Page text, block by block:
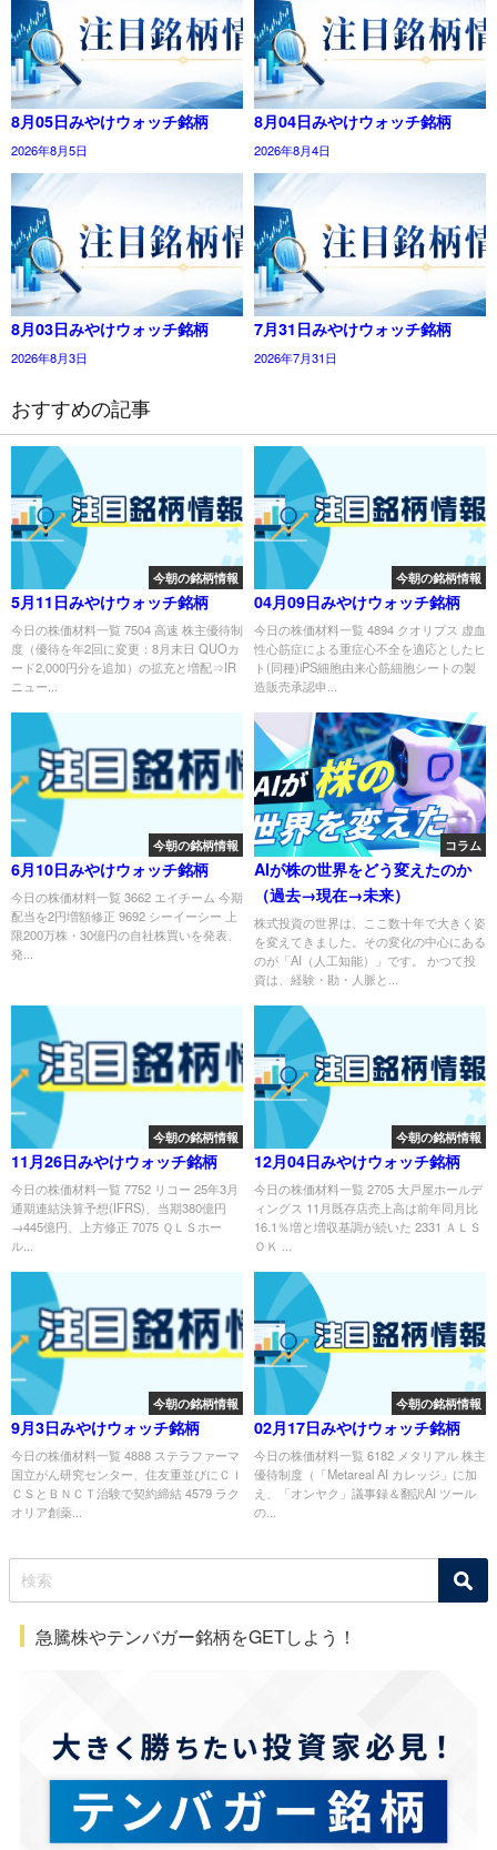
8月05日みやけウォッチ銘柄
2026年8月5日
8月04日みやけウォッチ銘柄
2026年8月4日
8月03日みやけウォッチ銘柄
2026年8月3日
7月31日みやけウォッチ銘柄
2026年7月31日
おすすめの記事
今朝の銘柄情報
5月11日みやけウォッチ銘柄
今日の株価材料一覧 7504 高速 株主優待制
度（優待を年2回に変更：8月末日 QUOカ
ード2,000円分を追加）の拡充と増配⇒IR
ニュー...
今朝の銘柄情報
04月09日みやけウォッチ銘柄
今日の株価材料一覧 4894 クオリプス 虚血
性心筋症による重症心不全を適応としたヒ
ト(同種)iPS細胞由来心筋細胞シートの製
造販売承認申...
今朝の銘柄情報
6月10日みやけウォッチ銘柄
今日の株価材料一覧 3662 エイチーム 今期
配当を2円増額修正 9692 シーイーシー 上
限200万株・30億円の自社株買いを発表、
発...
コラム
AIが株の世界をどう変えたのか
（過去→現在→未来）
株式投資の世界は、ここ数十年で大きく姿
を変えてきました。その変化の中心にある
のが「AI（人工知能）」です。 かつて投
資は、経験・勘・人脈と...
今朝の銘柄情報
11月26日みやけウォッチ銘柄
今日の株価材料一覧 7752 リコー 25年3月
通期連結決算予想(IFRS)、当期380億円
→445億円、上方修正 7075 ＱＬＳホー
ル...
今朝の銘柄情報
12月04日みやけウォッチ銘柄
今日の株価材料一覧 2705 大戸屋ホールデ
ィングス 11月既存店売上高は前年同月比
16.1％増と増収基調が続いた 2331 ＡＬＳ
ＯＫ ...
今朝の銘柄情報
9月3日みやけウォッチ銘柄
今日の株価材料一覧 4888 ステラファーマ
国立がん研究センター、住友重並びにＣＩ
ＣＳとＢＮＣＴ治験で契約締結 4579 ラク
オリア創薬...
今朝の銘柄情報
02月17日みやけウォッチ銘柄
今日の株価材料一覧 6182 メタリアル 株主
優待制度（「Metareal AI カレッジ」に加
え、「オンヤク」議事録＆翻訳AI ツール
の...
急騰株やテンバガー銘柄をGETしよう！